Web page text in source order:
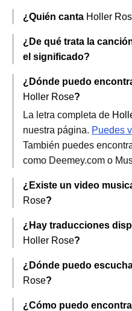
¿Quién canta Holler
¿De qué trata la
el significado?
¿Dónde puedo
Holler Rose?
La letra completa de
nuestra página. Puedes
También puedes
como Deemey.com o
¿Existe un video
Rose?
¿Hay traducciones
Holler Rose?
¿Dónde puedo
Rose?
¿Cómo puedo